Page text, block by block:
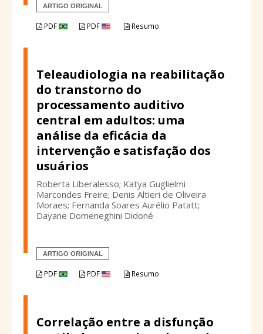
ARTIGO ORIGINAL
PDF PDF Resumo
Teleaudiologia na reabilitação
do transtorno do
processamento auditivo
central em adultos: uma
análise da eficácia da
intervenção e satisfação dos
usuários
Roberta Liberalesso; Katya Guglielmi
Marcondes Freire; Denis Altieri de Oliveira
Moraes; Fernanda Soares Aurélio Patatt;
Dayane Domeneghini Didoné
ARTIGO ORIGINAL
PDF PDF Resumo
Correlação entre a disfunção